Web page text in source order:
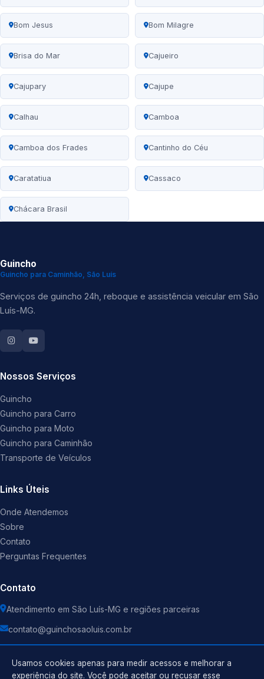
Bom Jesus Bom Milagre
Brisa do Mar Cajueiro
Cajupary Cajupe
Calhau Camboa
Camboa dos Frades Cantinho do Céu
Caratatiua Cassaco
Chácara Brasil
Guincho
Guincho para Caminhão, São Luís
Serviços de guincho 24h, reboque e assistência veicular em São
Luís-MG.
Nossos Serviços
Guincho
Guincho para Carro
Guincho para Moto
Guincho para Caminhão
Transporte de Veículos
Links Úteis
Onde Atendemos
Sobre
Contato
Perguntas Frequentes
Contato
Atendimento em São Luís-MG e regiões parceiras
contato@guinchosaoluis.com.br
Usamos cookies apenas para medir acessos e melhorar a
experiência do site. Você pode aceitar ou recusar esse